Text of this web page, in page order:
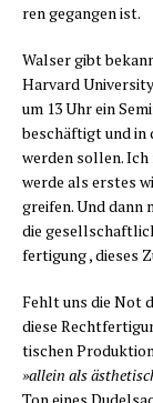
ren gegan­gen ist.
Wal­ser gibt
Har­vard
um 13 Uhr ein
beschäf­tigt und in
wer­den sol­len.
wer­de als ers­tes
grei­fen. Und dann
die
fer­ti­gung , die­ses
Fehlt uns die Not
die­se
ti­schen
»allein als
Ton eines